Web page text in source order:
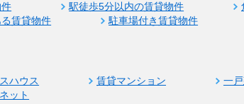
駅徒歩5分以内の賃貸物件
賃貸物件
駐車場付き賃貸物件
ハウス 賃貸マンション 一
ット